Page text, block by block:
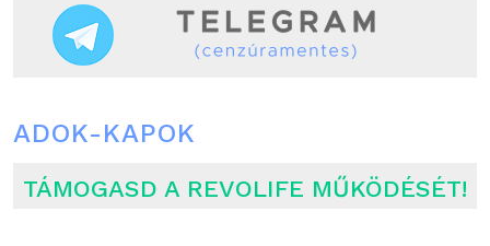
ADOK-KAPOK
TÁMOGASD A REVOLIFE MŰKÖDÉSÉT!